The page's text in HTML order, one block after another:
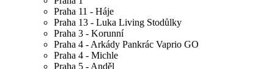
Praha 11 - Háje
Praha 13 - Luka Living Stodůlky
Praha 3 - Korunní
Praha 4 - Arkády Pankrác Vaprio GO
Praha 4 - Michle
Praha 5 - Anděl